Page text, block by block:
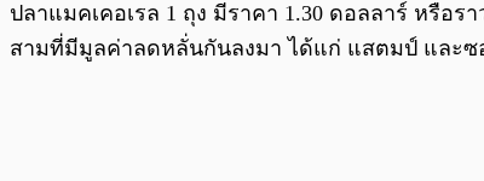
ปลาแมคเคอเรล 1 ถุง มีราคา 1.30 ดอลลาร์ หรือร
สามที่มีมูลค่าลดหลั่นกันลงมา ได้แก่ แสตมป์ และซ